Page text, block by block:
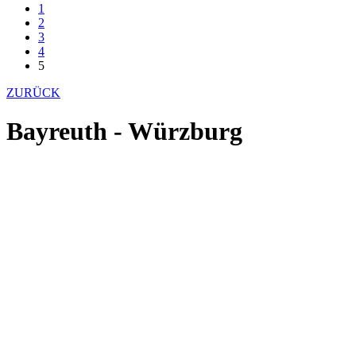
1
2
3
4
5
ZURÜCK
Bayreuth - Würzburg